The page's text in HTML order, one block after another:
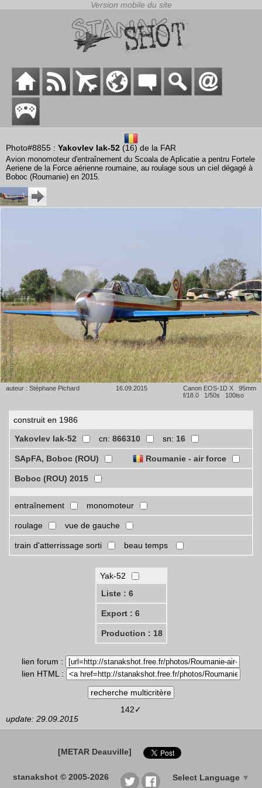
Photo#8855 : Yakovlev Iak-52 (16) de la FAR
Avion monomoteur d'entraînement du Scoala de Aplicatie a pentru Fortele
Aeriene de la Force aérienne roumaine, au roulage sous un ciel dégagé à
Boboc (Roumanie) en 2015.
auteur : Stéphane Pichard 16.09.2015
Canon EOS-1D X 95mm
f/18.0 1/50s 100iso
construit en 1986
Yakovlev Iak-52
cn: 866310 sn: 16
SApFA, Boboc (ROU) Roumanie - air force
Boboc (ROU) 2015
entraînement monomoteur
roulage vue de gauche
train d'atterrissage sorti beau temps
Yak-52
Liste : 6
Export : 6
Production : 18
lien forum :
lien HTML :
142✓
update: 29.09.2015
[METAR Deauville]
stanakshot © 2005-2026 Select Language ▼